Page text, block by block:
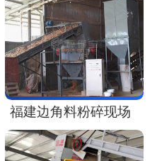
福建边角料粉碎现场